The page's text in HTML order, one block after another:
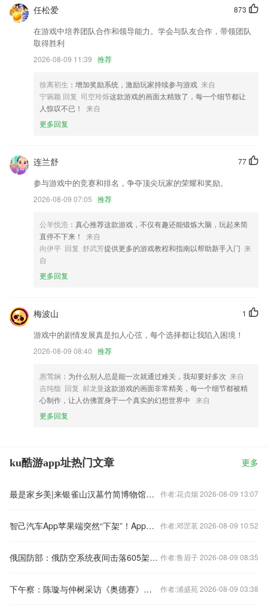
更多细节优化和性能升级
支付优化.
2：修改了启动页
web书架: 修复进度bug和章节跳转bug，段落内嵌文字图片懒加载
联系我们
以上就是ku酷游app址的介绍，如果您喜欢这款软件，您可以到应用商店
进行打分评论，说出您的使用经历，以帮助我们更好的对产品进行优化修
873
任松爱
在游戏中培养团队合作和领导能力。学会与队友合作，带领团队
取得胜利
2026-08-09 11:39 推荐
徐离初生 ：增加奖励系统，激励玩家持续参与游戏 来自
宁琬颖 回复 司空玲烁这款游戏的画面太精致了，每一个细节都让
人惊叹不已！
来自
更多回复
77
连兰舒
参与游戏中的竞赛和排名，争夺顶尖玩家的荣耀和奖励。
2026-08-09 07:05 推荐
公羊悦浩 ：真心推荐这款游戏，不仅有趣还能锻炼大脑，玩起来简
直停不下来！
来自
向伊平 回复 舒武芳提供更多的游戏教程和指南以帮助新手入门 来
自
更多回复
1
梅波山
游戏中的剧情发展真是扣人心弦，每个选择都让我陷入困境！
2026-08-09 08:40 推荐
惠莺娴 ：为什么别人总是能一次就通过难关，我却要好多次 来自
吉纯馥 回复 郝龙曼这款游戏的画面非常精美，每一个细节都被精
心制作，让人仿佛置身于一个真实的幻想世界中 来自
更多回复
ku酷游app址热门文章 更多
最是家乡美|来银雀山汉墓竹简博物馆，体味兵学文化的千年回响 作者:花贞烟 2026-08-09 13:07
智己汽车App苹果端突然“下架”！App频“罢工”，车主为何总“罚站” 作者:邓罡茗 2026-08-09 10:52
俄国防部：俄防空系统夜间击落605架乌克兰无人机 作者:鲁眉子 2026-08-09 08:35
下午察：陈璇与仲树采访《奥德赛》为何冰火两重天？ 作者:浦盛苑 2026-08-09 03:38